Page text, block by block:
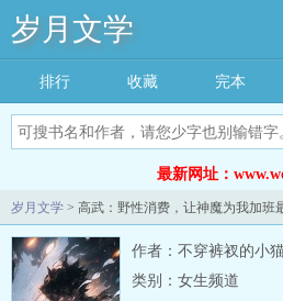
岁月文学
排行 收藏 完本
最新网址：
岁月文学 > 高武：野性消费，让神魔为我加班
作者：不穿裤衩的小
类别：女生频道